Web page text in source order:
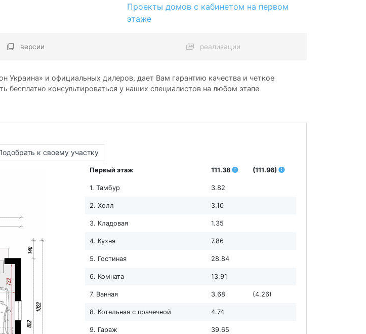
Проекты домов с кабинетом на первом
этаже
версии реализации
Украина» и официальных дилеров, дает Вам гарантию качества и четкое
консультироваться у наших специалистов на любом этапе
к своему участку
Первый этаж 111.38 (111.96)
1. Тамбур 3.82
2. Холл 3.10
3. Кладовая 1.35
4. Кухня 7.86
5. Гостиная 28.84
6. Комната 13.91
7. Ванная 3.68 (4.26)
8. Котельная с прачечной 4.74
9. Гараж 39.65